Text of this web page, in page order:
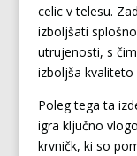
celic v telesu.
izboljšati
utrujenosti, s
izboljša kvaliteto
Poleg tega ta
igra ključno
krvničk, ki so